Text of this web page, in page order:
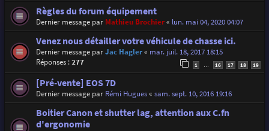
Règles du forum équipement
Dernier message par Mathieu Brochier« lun. mai 04, 2020 04:07
Venez nous détailler votre véhicule de chasse ici.
Dernier message parJac Hagler« mar. juil. 18, 2017 18:15
Réponses :277 1 16 17 18 19
[Pré-vente] EOS 7D
Dernier message par Rémi Hugues« sam. sept. 10, 2016 19:16
Boitier Canon et shutter lag, attention aux C.fn
d'ergonomie